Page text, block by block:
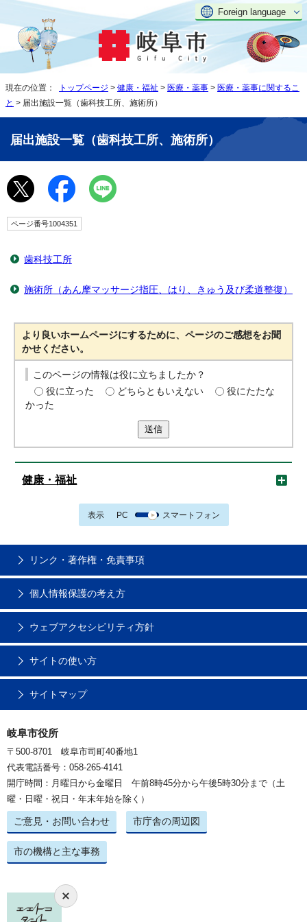
Foreign language
現在の位置： トップページ > 健康・福祉 > 医療・薬事 > 医療・薬事に関するこ
と > 届出施設一覧（歯科技工所、施術所）
届出施設一覧（歯科技工所、施術所）
ページ番号1004351
歯科技工所
施術所（あん摩マッサージ指圧、はり、きゅう及び柔道整復）
より良いホームページにするために、ページのご感想をお聞
かせください。
このページの情報は役に立ちましたか？
役に立った
どちらともいえない
役にたたな
かった
送信
健康・福祉
表示 PC スマートフォン
リンク・著作権・免責事項
個人情報保護の考え方
ウェブアクセシビリティ方針
サイトの使い方
サイトマップ
岐阜市役所
〒500-8701 岐阜市司町40番地1
代表電話番号：058-265-4141
開庁時間：月曜日から金曜日 午前8時45分から午後5時30分まで（土
曜・日曜・祝日・年末年始を除く）
ご意見・お問い合わせ 市庁舎の周辺図
市の機構と主な事務